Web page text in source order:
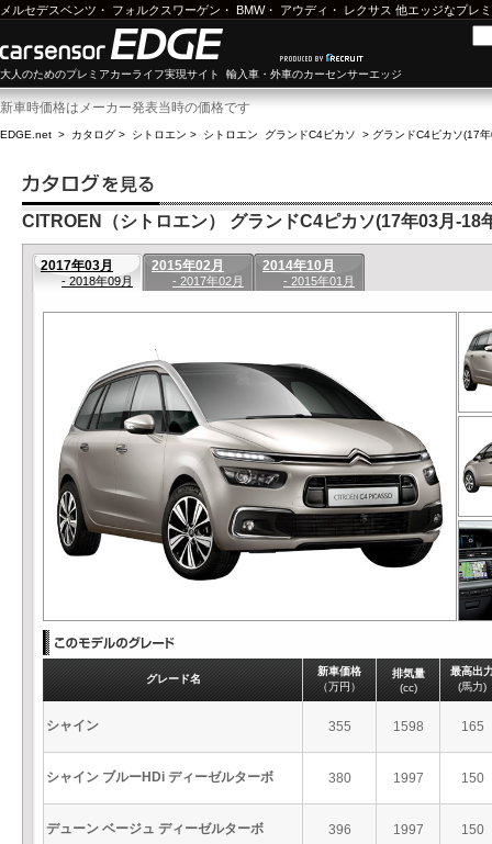
メルセデスベンツ ・ フォルクスワーゲン ・ BMW・ アウディ ・ レクサス 他エッジなプレ
大人のためのプレミアカーライフ実現サイト 輸入車・外車のカーセンサーエッジ
新車時価格はメーカー発表当時の価格です
EDGE.net > カタログ > シトロエン > シトロエン グランドC4ピカソ > グランドC4ピカソ(17
CITROEN（シトロエン） グランドC4ピカソ(17年03月-18
2017年03月
- 2018年09月
2015年02月
- 2017年02月
2014年10月
- 2015年01月
グレード名
新車価格
（万円）
排気量
(cc)
最高出
(馬力)
シャイン 355 1598 165
シャイン ブルーHDi ディーゼルターボ 380 1997 150
デューン ベージュ ディーゼルターボ 396 1997 150